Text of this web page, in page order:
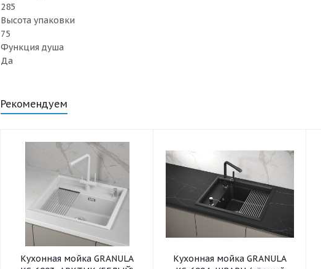
285
Высота упаковки
75
Функция душа
Да
Рекомендуем
Кухонная мойка GRANULA
Кухонная мойка GRANULA